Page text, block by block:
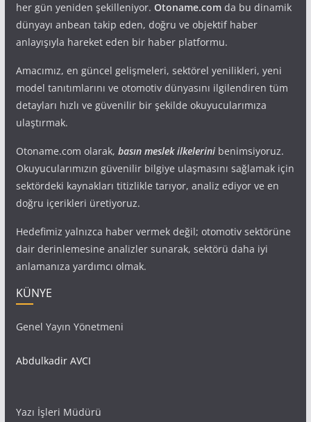
her gün yeniden şekilleniyor. Otoname.comda bu dinamik
dünyayı anbean takip eden, doğru ve objektif haber
anlayışıyla hareket eden bir haber platformu.
Amacımız, en güncel gelişmeleri, sektörel yenilikleri, yeni
model tanıtımlarını ve otomotiv dünyasını ilgilendiren tüm
detayları hızlı ve güvenilir bir şekilde okuyucularımıza
ulaştırmak.
Otoname.com olarak, basın meslek ilkelerinibenimsiyoruz.
Okuyucularımızın güvenilir bilgiye ulaşmasını sağlamak için
sektördeki kaynakları titizlikle tarıyor, analiz ediyor ve en
doğru içerikleri üretiyoruz.
Hedefimiz yalnızca haber vermek değil; otomotiv sektörüne
dair derinlemesine analizler sunarak, sektörü daha iyi
anlamanıza yardımcı olmak.
KÜNYE
Genel Yayın Yönetmeni
Abdulkadir AVCI
Yazı İşleri Müdürü